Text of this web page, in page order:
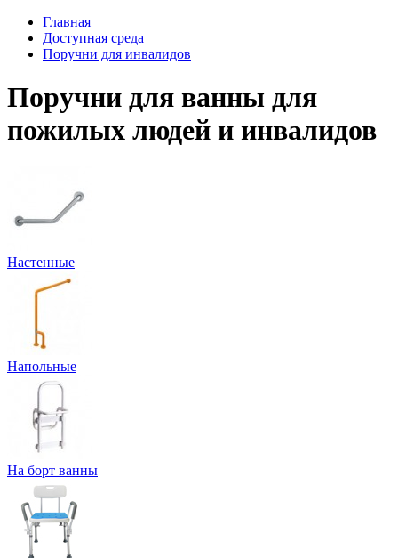
Главная
Доступная среда
Поручни для инвалидов
Поручни для ванны для
пожилых людей и инвалидов
Настенные
Напольные
На борт ванны